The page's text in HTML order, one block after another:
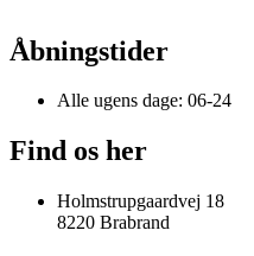
Åbningstider
Alle ugens dage: 06-24
Find os her
Holmstrupgaardvej 18
8220 Brabrand